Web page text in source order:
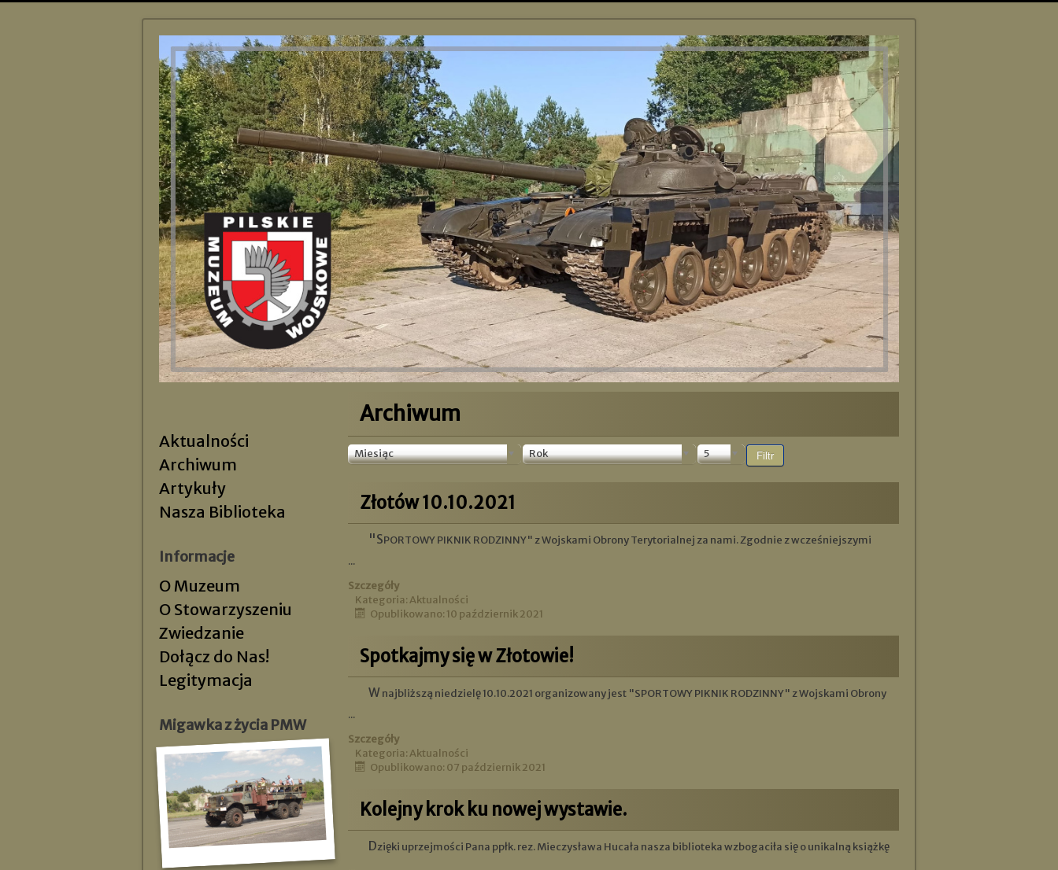
Aktualności
Archiwum
Artykuły
Nasza Biblioteka
Informacje
O Muzeum
O Stowarzyszeniu
Zwiedzanie
Dołącz do Nas!
Legitymacja
Migawka z życia PMW
Archiwum
Miesiąc Rok 5 Filtr
Złotów 10.10.2021
"SPORTOWY PIKNIK RODZINNY" z Wojskami Obrony Terytorialnej za nami. Zgodnie z wcześniejszymi
...
Szczegóły
Kategoria:Aktualności
Opublikowano: 10 październik 2021
Spotkajmy się w Złotowie!
W najbliższą niedzielę 10.10.2021 organizowany jest "SPORTOWY PIKNIK RODZINNY" z Wojskami Obrony
...
Szczegóły
Kategoria:Aktualności
Opublikowano: 07 październik 2021
Kolejny krok ku nowej wystawie.
Dzięki uprzejmości Pana ppłk. rez. Mieczysława Hucała nasza biblioteka wzbogaciła się o unikalną książkę